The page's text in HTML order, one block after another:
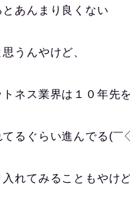
あんまり良くない
うんやけど、
ネス業界は１０年先を
てるぐらい進んでる(
れてみることもやけ